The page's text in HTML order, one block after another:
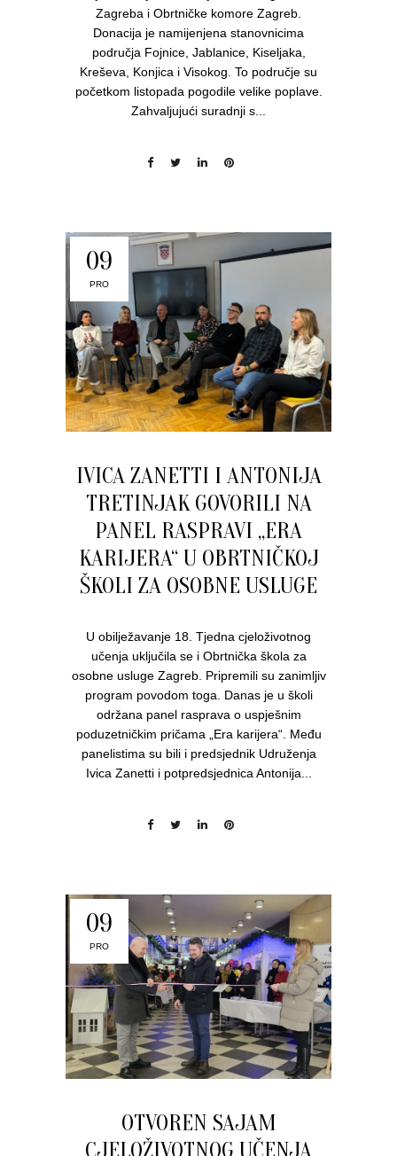
Zagreba i Obrtničke komore Zagreb.
Donacija je namijenjena stanovnicima
područja Fojnice, Jablanice, Kiseljaka,
Kreševa, Konjica i Visokog. To područje su
početkom listopada pogodile velike poplave.
Zahvaljujući suradnji s...
09
PRO
IVICA ZANETTI I ANTONIJA
TRETINJAK GOVORILI NA
PANEL RASPRAVI „ERA
KARIJERA“ U OBRTNIČKOJ
ŠKOLI ZA OSOBNE USLUGE
U obilježavanje 18. Tjedna cjeloživotnog
učenja uključila se i Obrtnička škola za
osobne usluge Zagreb. Pripremili su zanimljiv
program povodom toga. Danas je u školi
održana panel rasprava o uspješnim
poduzetničkim pričama „Era karijera“. Među
panelistima su bili i predsjednik Udruženja
Ivica Zanetti i potpredsjednica Antonija...
09
PRO
OTVOREN SAJAM
CJELOŽIVOTNOG UČENJA